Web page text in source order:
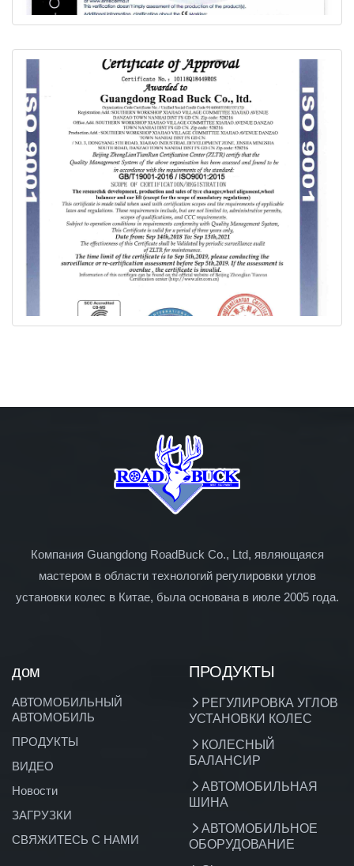
Компания Guangdong RoadBuck Co., Ltd, являющаяся
мастером в области технологий регулировки углов
установки колес в Китае, была основана в июле 2005 года.
дом
АВТОМОБИЛЬНЫЙ
АВТОМОБИЛЬ
ПРОДУКТЫ
ВИДЕО
Новости
ЗАГРУЗКИ
СВЯЖИТЕСЬ С НАМИ
ПРОДУКТЫ
РЕГУЛИРОВКА УГЛОВ
УСТАНОВКИ КОЛЕС
КОЛЕСНЫЙ
БАЛАНСИР
АВТОМОБИЛЬНАЯ
ШИНА
АВТОМОБИЛЬНОЕ
ОБОРУДОВАНИЕ